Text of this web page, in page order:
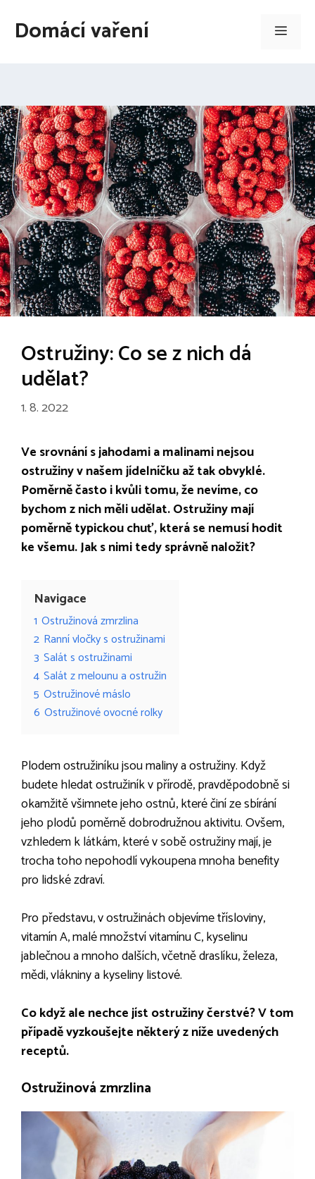
Domácí vaření Menu
Ostružiny: Co se z nich dá
udělat?
1. 8. 2022
Ve srovnání s jahodami a malinami nejsou
ostružiny v našem jídelníčku až tak obvyklé.
Poměrně často i kvůli tomu, že nevíme, co
bychom z nich měli udělat. Ostružiny mají
poměrně typickou chuť, která se nemusí hodit
ke všemu. Jak s nimi tedy správně naložit?
Navigace
1 Ostružinová zmrzlina
2 Ranní vločky s ostružinami
3 Salát s ostružinami
4 Salát z melounu a ostružin
5 Ostružinové máslo
6 Ostružinové ovocné rolky
Plodem ostružiníku jsou maliny a ostružiny. Když
budete hledat ostružiník v přírodě, pravděpodobně si
okamžitě všimnete jeho ostnů, které činí ze sbírání
jeho plodů poměrně dobrodružnou aktivitu. Ovšem,
vzhledem k látkám, které v sobě ostružiny mají, je
trocha toho nepohodlí vykoupena mnoha benefity
pro lidské zdraví.
Pro představu, v ostružinách objevíme třísloviny,
vitamín A, malé množství vitamínu C, kyselinu
jablečnou a mnoho dalších, včetně draslíku, železa,
mědi, vlákniny a kyseliny listové.
Co když ale nechce jíst ostružiny čerstvé? V tom
případě vyzkoušejte některý z níže uvedených
receptů.
Ostružinová zmrzlina